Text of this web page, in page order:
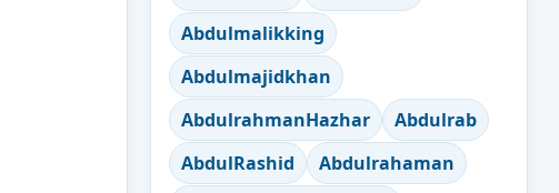
Abdulmalikking
Abdulmajidkhan
AbdulrahmanHazhar
Abdulrab
AbdulRashid
Abdulrahaman